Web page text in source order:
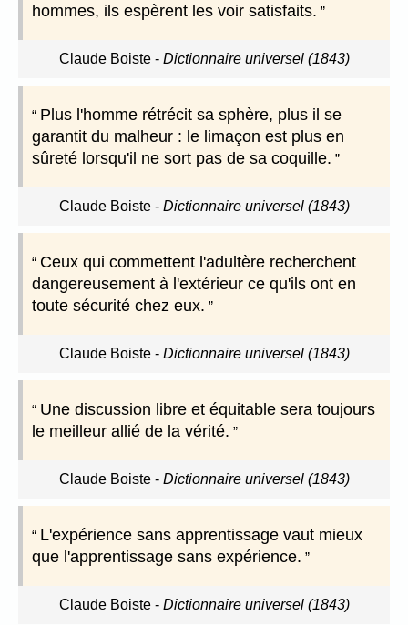
hommes, ils espèrent les voir satisfaits.
Claude Boiste- Dictionnaire universel (1843)
Plus l'homme rétrécit sa sphère, plus il se
garantit du malheur : le limaçon est plus en
sûreté lorsqu'il ne sort pas de sa coquille.
Claude Boiste- Dictionnaire universel (1843)
Ceux qui commettent l'adultère recherchent
dangereusement à l'extérieur ce qu'ils ont en
toute sécurité chez eux.
Claude Boiste- Dictionnaire universel (1843)
Une discussion libre et équitable sera toujours
le meilleur allié de la vérité.
Claude Boiste- Dictionnaire universel (1843)
L'expérience sans apprentissage vaut mieux
que l'apprentissage sans expérience.
Claude Boiste- Dictionnaire universel (1843)